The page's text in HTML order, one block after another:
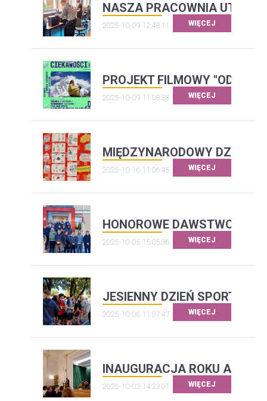
NASZA PRACOWNIA UTK
2025-10-09 12:48:11 WIĘCEJ
PROJEKT FILMOWY "OD
2025-10-09 11:08:38 WIĘCEJ
MIĘDZYNARODOWY DZIEŃ
2025-10-16 11:06:45 WIĘCEJ
HONOROWE DAWSTWO
2025-10-05 15:05:36 WIĘCEJ
JESIENNY DZIEŃ SPORTU I
2025-10-06 11:07:47 WIĘCEJ
INAUGURACJA ROKU
2025-10-03 14:23:01 WIĘCEJ